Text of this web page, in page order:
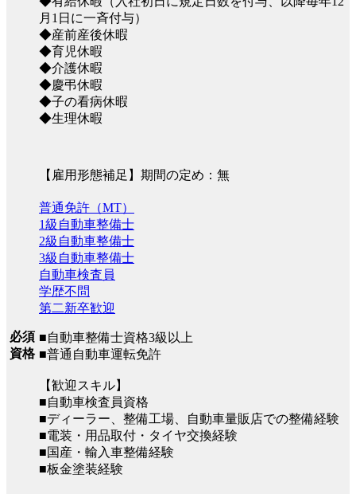
月1日に一斉付与）
◆産前産後休暇
◆育児休暇
◆介護休暇
◆慶弔休暇
◆子の看病休暇
◆生理休暇
【雇用形態補足】期間の定め：無
必須
資格
普通免許（MT）
1級自動車整備士
2級自動車整備士
3級自動車整備士
自動車検査員
学歴不問
第二新卒歓迎
■自動車整備士資格3級以上
■普通自動車運転免許
【歓迎スキル】
■自動車検査員資格
■ディーラー、整備工場、自動車量販店での整備経験
■電装・用品取付・タイヤ交換経験
■国産・輸入車整備経験
■板金塗装経験